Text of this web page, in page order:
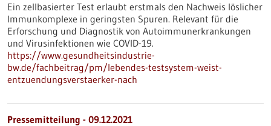
Ein zellbasierter Test erlaubt erstmals den Nachweis löslicher
Immunkomplexe in geringsten Spuren. Relevant für die
Erforschung und Diagnostik von Autoimmunerkrankungen
und Virusinfektionen wie COVID-19.
https://www.gesundheitsindustrie-
bw.de/fachbeitrag/pm/lebendes-testsystem-weist-
entzuendungsverstaerker-nach
Pressemitteilung - 09.12.2021